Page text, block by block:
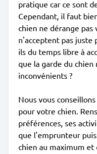
pratique car ce sont
Cependant, il faut
chien ne dérange
n'acceptent pas juste
ils du temps libre à
que la garde du chien
inconvénients ?
Nous vous
pour votre chien.
préférences, ses
que l'emprunteur
chien au maximum et